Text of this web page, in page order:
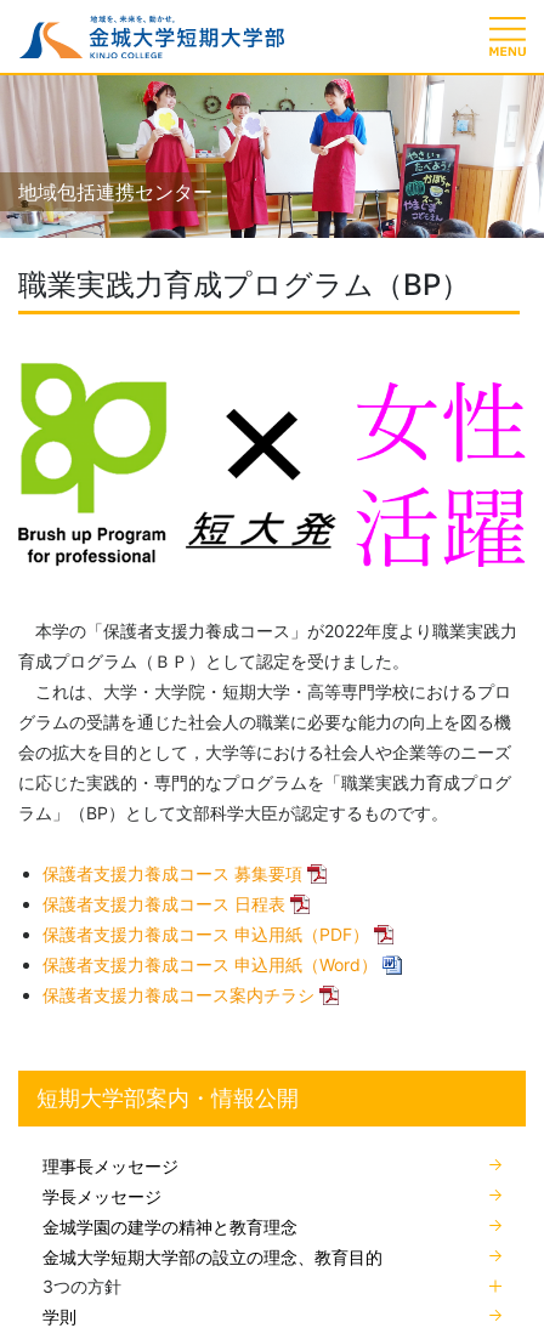
地域包括連携センター
職業実践力育成プログラム（BP）
本学の「保護者支援力養成コース」が2022年度より職業実践力
育成プログラム（ＢＰ）として認定を受けました。
これは、大学・大学院・短期大学・高等専門学校におけるプロ
グラムの受講を通じた社会人の職業に必要な能力の向上を図る機
会の拡大を目的として，大学等における社会人や企業等のニーズ
に応じた実践的・専門的なプログラムを「職業実践力育成プログ
ラム」（BP）として文部科学大臣が認定するものです。
保護者支援力養成コース 募集要項
保護者支援力養成コース 日程表
保護者支援力養成コース 申込用紙（PDF）
保護者支援力養成コース 申込用紙（Word）
保護者支援力養成コース案内チラシ
短期大学部案内・情報公開
理事長メッセージ
学長メッセージ
金城学園の建学の精神と教育理念
金城大学短期大学部の設立の理念、教育目的
3つの方針
学則